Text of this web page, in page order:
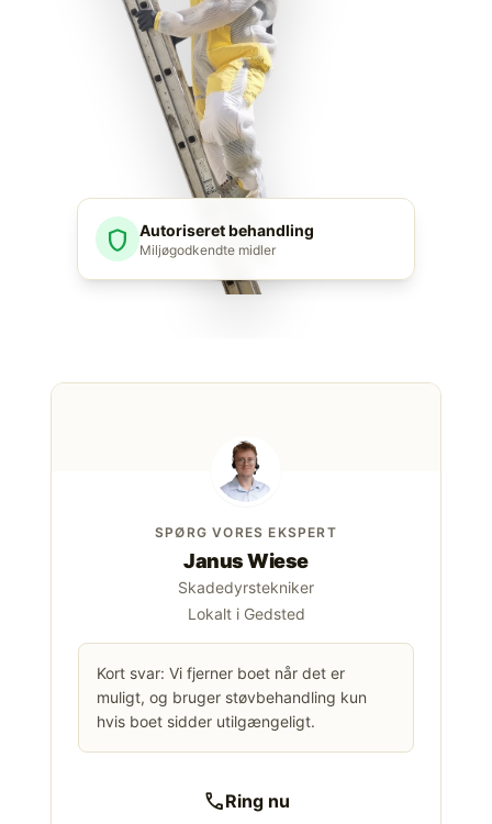
shield Autoriseret behandling
Miljøgodkendte midler
SPØRG VORES EKSPERT
Janus Wiese
Skadedyrstekniker
Lokalt i Gedsted
Kort svar: Vi fjerner boet når det er
muligt, og bruger støvbehandling kun
hvis boet sidder utilgængeligt.
callRing nu